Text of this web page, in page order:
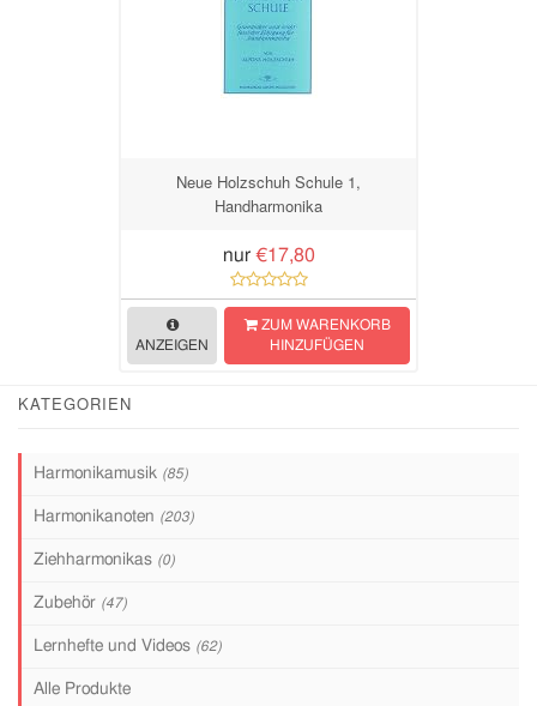
Neue Holzschuh Schule 1,
Handharmonika
nur €17,80
ANZEIGEN
ZUM WARENKORB
HINZUFÜGEN
KATEGORIEN
Harmonikamusik (85)
Harmonikanoten (203)
Ziehharmonikas (0)
Zubehör (47)
Lernhefte und Videos (62)
Alle Produkte